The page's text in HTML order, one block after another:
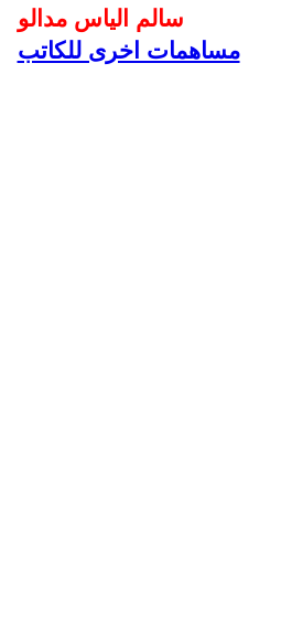
سالم الياس مدالو
مساهمات اخرى للكاتب